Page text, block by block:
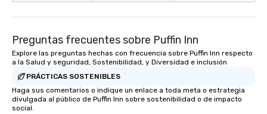
Preguntas frecuentes sobre Puffin Inn
Explore las preguntas hechas con frecuencia sobre Puffin Inn respecto
a la Salud y seguridad, Sostenibilidad, y Diversidad e inclusión
PRÁCTICAS SOSTENIBLES
Haga sus comentarios o indique un enlace a toda meta o estrategia
divulgada al público de Puffin Inn sobre sostenibilidad o de impacto
social.